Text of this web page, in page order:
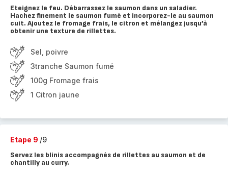
Eteignez le feu. Débarrassez le saumon dans un saladier.
Hachez finement le saumon fumé et incorporez-le au saumon
cuit. Ajoutez le fromage frais, le citron et mélangez jusqu’à
obtenir une texture de rillettes.
Sel, poivre
3tranche Saumon fumé
100g Fromage frais
1 Citron jaune
Etape 9 /9
Servez les blinis accompagnés de rillettes au saumon et de
chantilly au curry.